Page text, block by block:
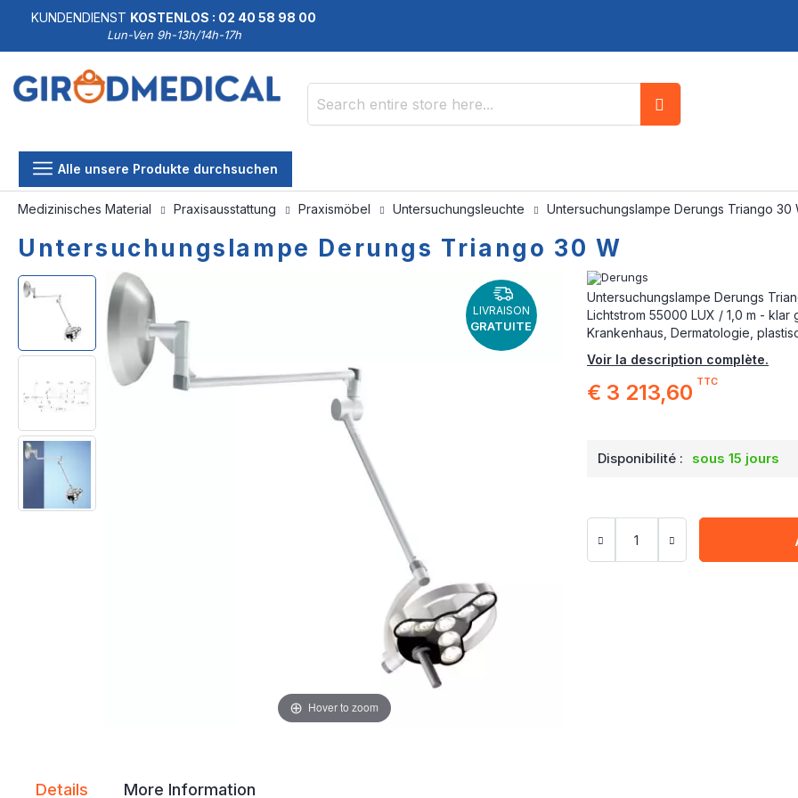
KUNDENDIENST KOSTENLOS : 02 40 58 98 00
Lun-Ven 9h-13h/14h-17h
Alle unsere Produkte durchsuchen
Medizinisches Material Praxisausstattung Praxismöbel Untersuchungsleuchte Untersuchungslampe Derungs Triango 30
Untersuchungslampe Derungs Triango 30 W
Untersuchungslampe Derungs
Lichtstrom 55000 LUX / 1,0 m -
Krankenhaus, Dermatologie,
Voir la description complète.
€ 3 213,60 TTC
Disponibilité : sous 15 jours
LIVRAISON
GRATUITE
Skip
to
of
images
gallery
Skip
to
beginning
of
images
gallery
Hover to zoom
Details More Information